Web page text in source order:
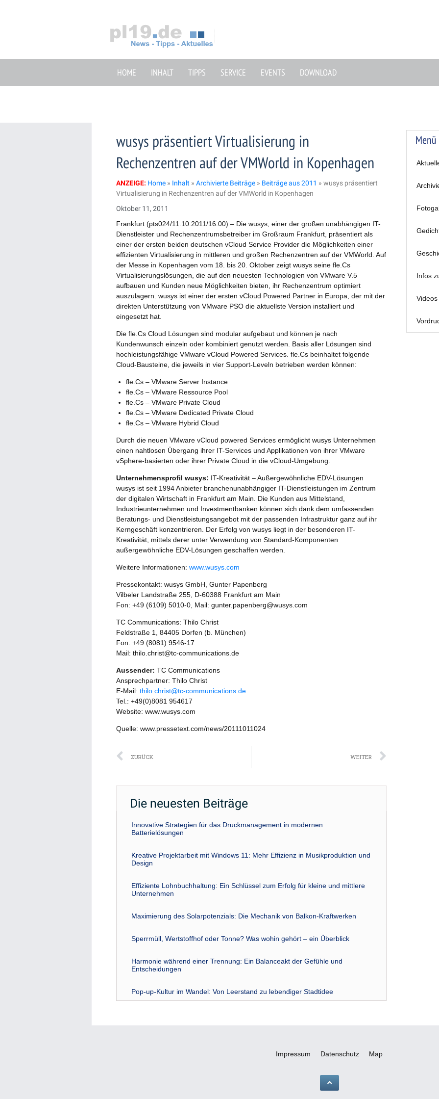
HOME INHALT TIPPS SERVICE EVENTS DOWNLOAD
wusys präsentiert Virtualisierung in
Rechenzentren auf der VMWorld in Kopenhagen
ANZEIGE: Home » Inhalt » Archivierte Beiträge » Beiträge aus 2011 » wusys präsentiert
Virtualisierung in Rechenzentren auf der VMWorld in Kopenhagen
Oktober 11, 2011
Frankfurt (pts024/11.10.2011/16:00) – Die wusys, einer der großen unabhängigen IT-
Dienstleister und Rechenzentrumsbetreiber im Großraum Frankfurt, präsentiert als
einer der ersten beiden deutschen vCloud Service Provider die Möglichkeiten einer
effizienten Virtualisierung in mittleren und großen Rechenzentren auf der VMWorld. Auf
der Messe in Kopenhagen vom 18. bis 20. Oktober zeigt wusys seine fle.Cs
Virtualisierungslösungen, die auf den neuesten Technologien von VMware V.5
aufbauen und Kunden neue Möglichkeiten bieten, ihr Rechenzentrum optimiert
auszulagern. wusys ist einer der ersten vCloud Powered Partner in Europa, der mit der
direkten Unterstützung von VMware PSO die aktuellste Version installiert und
eingesetzt hat.
Die fle.Cs Cloud Lösungen sind modular aufgebaut und können je nach
Kundenwunsch einzeln oder kombiniert genutzt werden. Basis aller Lösungen sind
hochleistungsfähige VMware vCloud Powered Services. fle.Cs beinhaltet folgende
Cloud-Bausteine, die jeweils in vier Support-Leveln betrieben werden können:
fle.Cs – VMware Server Instance
fle.Cs – VMware Ressource Pool
fle.Cs – VMware Private Cloud
fle.Cs – VMware Dedicated Private Cloud
fle.Cs – VMware Hybrid Cloud
Durch die neuen VMware vCloud powered Services ermöglicht wusys Unternehmen
einen nahtlosen Übergang ihrer IT-Services und Applikationen von ihrer VMware
vSphere-basierten oder ihrer Private Cloud in die vCloud-Umgebung.
Unternehmensprofil wusys: IT-Kreativität – Außergewöhnliche EDV-Lösungen
wusys ist seit 1994 Anbieter branchenunabhängiger IT-Dienstleistungen im Zentrum
der digitalen Wirtschaft in Frankfurt am Main. Die Kunden aus Mittelstand,
Industrieunternehmen und Investmentbanken können sich dank dem umfassenden
Beratungs- und Dienstleistungsangebot mit der passenden Infrastruktur ganz auf ihr
Kerngeschäft konzentrieren. Der Erfolg von wusys liegt in der besonderen IT-
Kreativität, mittels derer unter Verwendung von Standard-Komponenten
außergewöhnliche EDV-Lösungen geschaffen werden.
Weitere Informationen: www.wusys.com
Pressekontakt: wusys GmbH, Gunter Papenberg
Vilbeler Landstraße 255, D-60388 Frankfurt am Main
Fon: +49 (6109) 5010-0, Mail: gunter.papenberg@wusys.com
TC Communications: Thilo Christ
Feldstraße 1, 84405 Dorfen (b. München)
Fon: +49 (8081) 9546-17
Mail: thilo.christ@tc-communications.de
Aussender: TC Communications
Ansprechpartner: Thilo Christ
E-Mail: thilo.christ@tc-communications.de
Tel.: +49(0)8081 954617
Website: www.wusys.com
Quelle: www.pressetext.com/news/20111011024
Zurück
ZURÜCK WEITER
Die neuesten Beiträge
Innovative Strategien für das Druckmanagement in modernen
Batterielösungen
Kreative Projektarbeit mit Windows 11: Mehr Effizienz in Musikproduktion und
Design
Effiziente Lohnbuchhaltung: Ein Schlüssel zum Erfolg für kleine und mittlere
Unternehmen
Maximierung des Solarpotenzials: Die Mechanik von Balkon-Kraftwerken
Sperrmüll, Wertstoffhof oder Tonne? Was wohin gehört – ein Überblick
Harmonie während einer Trennung: Ein Balanceakt der Gefühle und
Entscheidungen
Pop-up-Kultur im Wandel: Von Leerstand zu lebendiger Stadtidee
Menü
Infos
Impressum Datenschutz Map